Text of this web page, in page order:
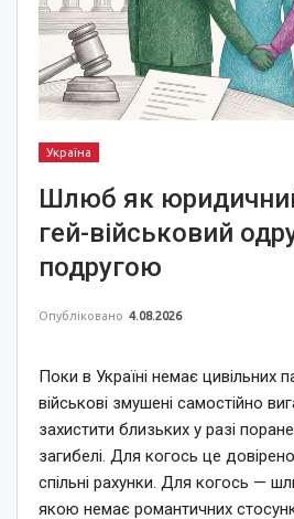
Україна
Шлюб як
гей-військовий
подругою
Опубліковано 4.08.2026
Поки в Україні немає цивільних
військові змушені самостійно
захистити близьких у разі
загибелі. Для когось це
спільні рахунки. Для когось —
якою немає романтичних